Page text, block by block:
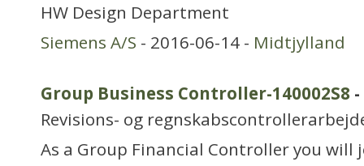
HW Design Department
Siemens A/S - 2016-06-14 - Midtjylland
Group Business Controller-140002S8 -
Revisions- og
As a Group Financial Controller you will